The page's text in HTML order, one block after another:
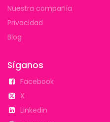
Nuestra compañía
Privacidad
Blog
Síganos
Facebook
X
Linkedin